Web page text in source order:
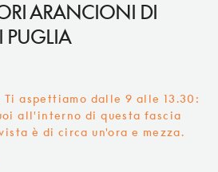
ARANCIONI DI
PUGLIA
Ti aspettiamo dalle 9 alle 13.30:
all'interno di questa fascia
è di circa un'ora e mezza.